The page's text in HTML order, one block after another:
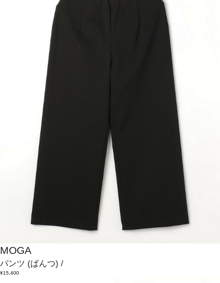
MOGA
パンツ (ぱんつ) /
¥15,400